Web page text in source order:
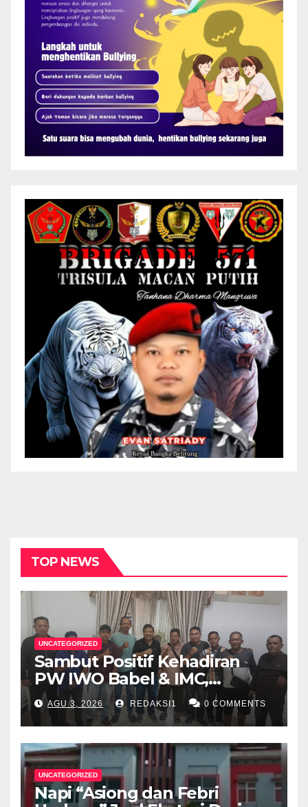
TOP NEWS
UNCATEGORIZED
Sambut Positif Kehadiran
PW IWO Babel & IMC,
Walikota Pangkalpinang
Apresiasi Peran Media Online
AGU 3, 2026 REDAKSI1 0 COMMENTS
UNCATEGORIZED
Napi “Asiong dan Febri